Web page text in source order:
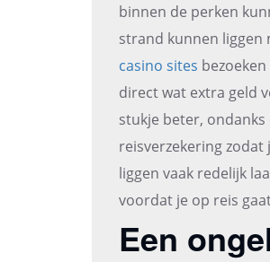
binnen de perken
strand kunnen liggen
casino sites
direct wat extra geld
stukje beter,
reisverzekering
liggen vaak redelijk
voordat je op reis
Een